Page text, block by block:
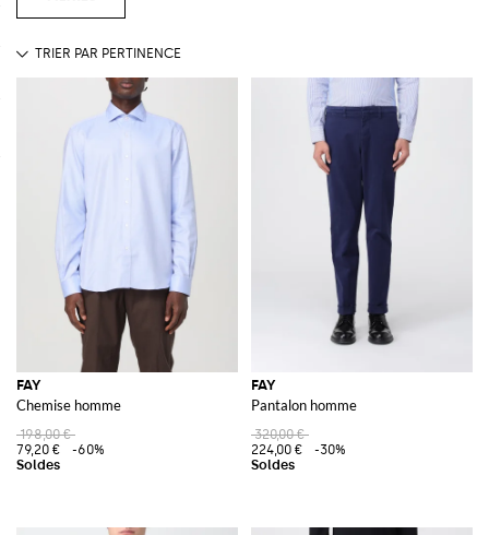
FAY
Chemise homme
198,00 €
79,20 €
-60%
FAY
Pantalon homme
320,00 €
224,00 €
-30%